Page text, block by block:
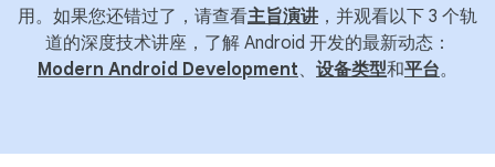
用。如果您还错过了，请查看主旨演讲 ，并观看以下 3 个轨
道的深度技术讲座，了解 Android 开发的最新动态：
Modern Android Development、 设备类型和平台。